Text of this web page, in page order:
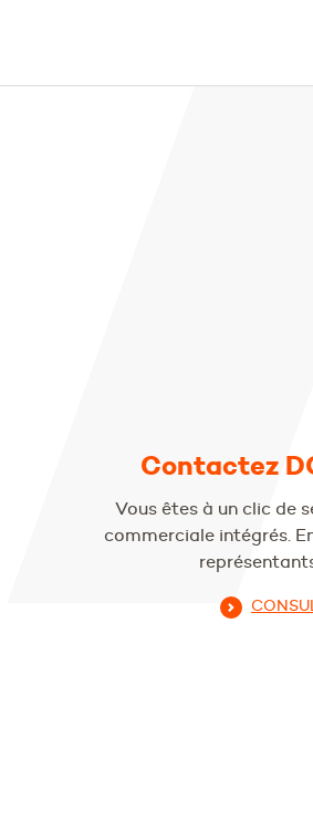
Contactez
Vous êtes à un clic de
commerciale intégrés.